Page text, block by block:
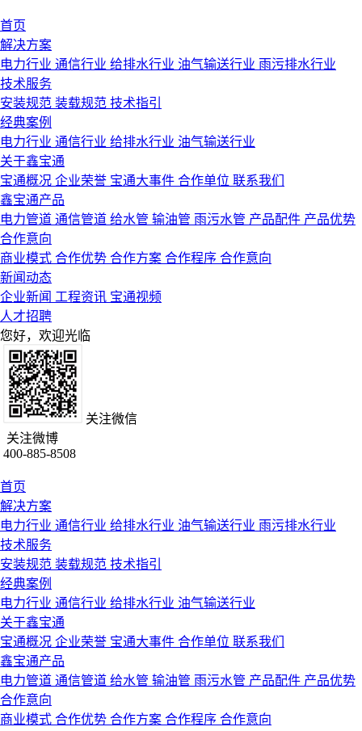
首页
解决方案
电力行业 通信行业 给排水行业 油气输送行业 雨污排水行业
技术服务
安装规范 装载规范 技术指引
经典案例
电力行业 通信行业 给排水行业 油气输送行业
关于鑫宝通
宝通概况 企业荣誉 宝通大事件 合作单位 联系我们
鑫宝通产品
电力管道 通信管道 给水管 输油管 雨污水管 产品配件 产品优势
合作意向
商业模式 合作优势 合作方案 合作程序 合作意向
新闻动态
企业新闻 工程资讯 宝通视频
人才招聘
您好，欢迎光临
关注微信
关注微博
400-885-8508
首页
解决方案
电力行业 通信行业 给排水行业 油气输送行业 雨污排水行业
技术服务
安装规范 装载规范 技术指引
经典案例
电力行业 通信行业 给排水行业 油气输送行业
关于鑫宝通
宝通概况 企业荣誉 宝通大事件 合作单位 联系我们
鑫宝通产品
电力管道 通信管道 给水管 输油管 雨污水管 产品配件 产品优势
合作意向
商业模式 合作优势 合作方案 合作程序 合作意向